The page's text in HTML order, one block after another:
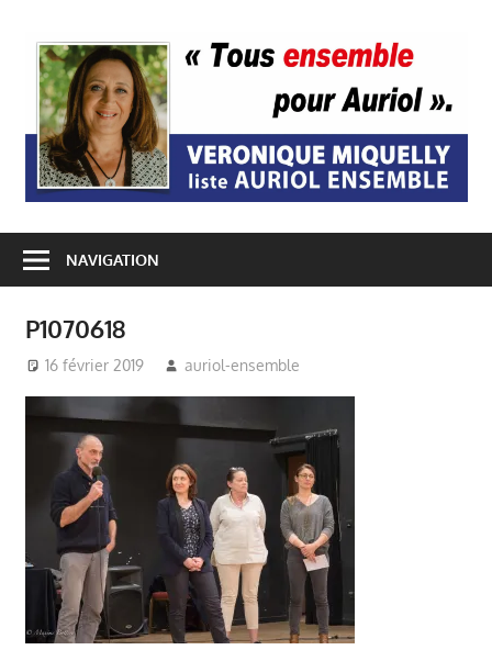
contenu
NAVIGATION
P1070618
16 février 2019 auriol-ensemble